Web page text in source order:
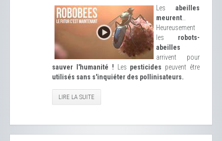
Les abeilles
meurent
Heureusement
les robots-
abeilles
arrivent pour
sauver l'humanité !
Les pesticides peuvent être
utilisés sans s'inquiéter des pollinisateurs.
LIRE LA SUITE